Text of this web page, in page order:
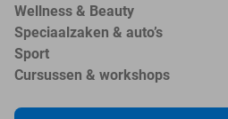
Wellness & Beauty
Speciaalzaken & auto’s
Sport
Cursussen & workshops